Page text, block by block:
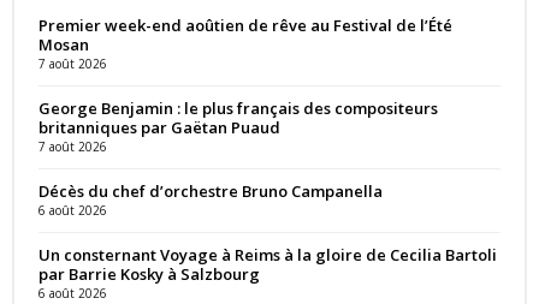
Premier week-end aoûtien de rêve au Festival de l’Été
Mosan
7 août 2026
George Benjamin : le plus français des compositeurs
britanniques par Gaëtan Puaud
7 août 2026
Décès du chef d’orchestre Bruno Campanella
6 août 2026
Un consternant Voyage à Reims à la gloire de Cecilia Bartoli
par Barrie Kosky à Salzbourg
6 août 2026